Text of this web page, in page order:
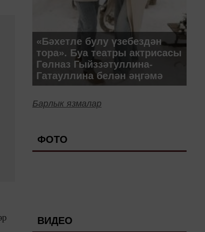
«Бәхетле булу үзебездән
тора». Буа театры актрисасы
Гөлназ Гыйззәтуллина-
Гатауллина белән әңгәмә
Барлык язмалар
ФОТО
ВИДЕО